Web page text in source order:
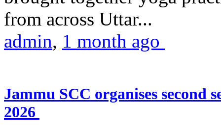
from across Uttar...
admin, 1 month ago
Jammu SCC organises second
2026